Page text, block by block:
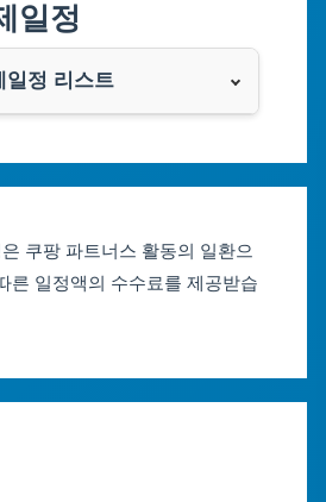
시
역시
별자치시
일정
일정 리스트
제 일정
제 일정
쿠팡 파트너스 활동의 일환으
른 일정액의 수수료를 제공받습